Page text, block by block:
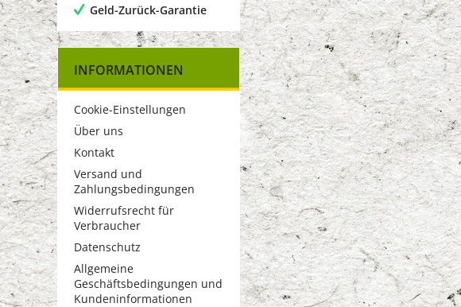
Geld-Zurück-Garantie
INFORMATIONEN
Cookie-Einstellungen
Über uns
Kontakt
Versand und
Zahlungsbedingungen
Widerrufsrecht für
Verbraucher
Datenschutz
Allgemeine
Geschäftsbedingungen und
Kundeninformationen